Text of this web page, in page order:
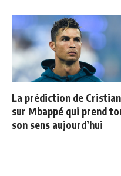
La prédiction de
sur Mbappé qui prend
son sens aujourd’hui